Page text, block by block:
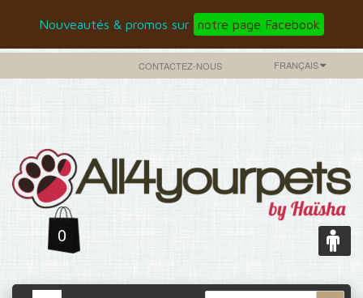
Nouveautés & promos sur notre page Facebook
FRANÇAIS
CONTACTEZ-NOUS
0